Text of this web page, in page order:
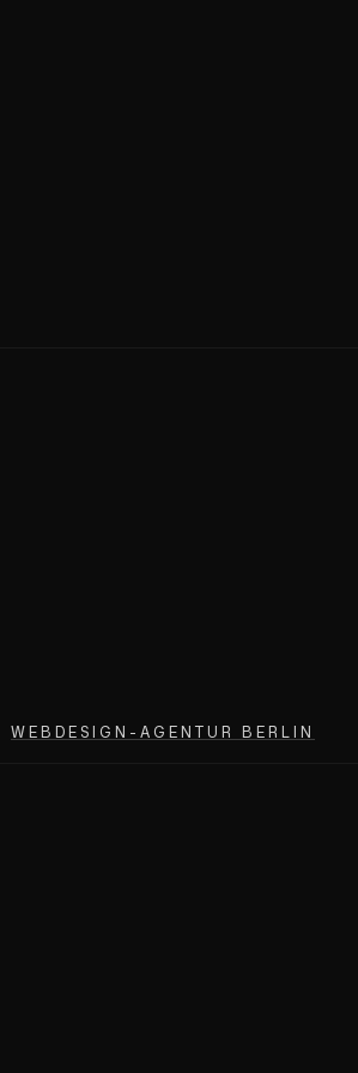
WEBDESIGN-AGENTUR BERLIN